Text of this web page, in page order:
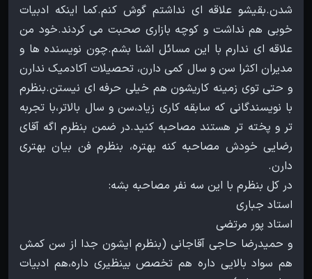
شدن.بقیشو علاقه ای نداشتم گوش کنم.کما اینکه ادبیات
خوبی هم نداشت و کوچه بازاری صحبت می کردند.خود من
علاقه ای ندارم با این مسائل اشنا بشم.چون نویسنده ها و
مدیران اکثرا سن و سال کمی دارن، تحصیلات آکادمیک ندارن
و حتی توی زمینه کاریشون هم خیلی حرفه ای نیستن.بنظرم
با نویسندگانی که سابقه کاری زیاد،سن و سال بالاتر،با تجربه
تر و پخته تر هستند مصاحبه کنید.در ضمن بنظرم اگه آقای
رضایی خودش مصاحبه کنه بهتره، بنظرم فن بیان بهتری
و حمیدرضا حاجی آقاجانی (بنظرم ایشون جدا از سن کمش
هم سواد بالایی داره هم تخصص بینظیری داره،هم ادبیات